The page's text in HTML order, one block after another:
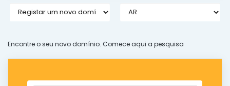
Estado da Rede
Encontre o seu novo domínio. Comece aqui a pesquisa